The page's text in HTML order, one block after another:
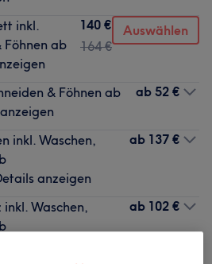
inkl.
Föhnen ab
140 €
164 €
Auswählen
& Föhnen ab
ab 52 €
inkl. Waschen,
anzeigen
ab 137 €
Waschen,
ab 102 €